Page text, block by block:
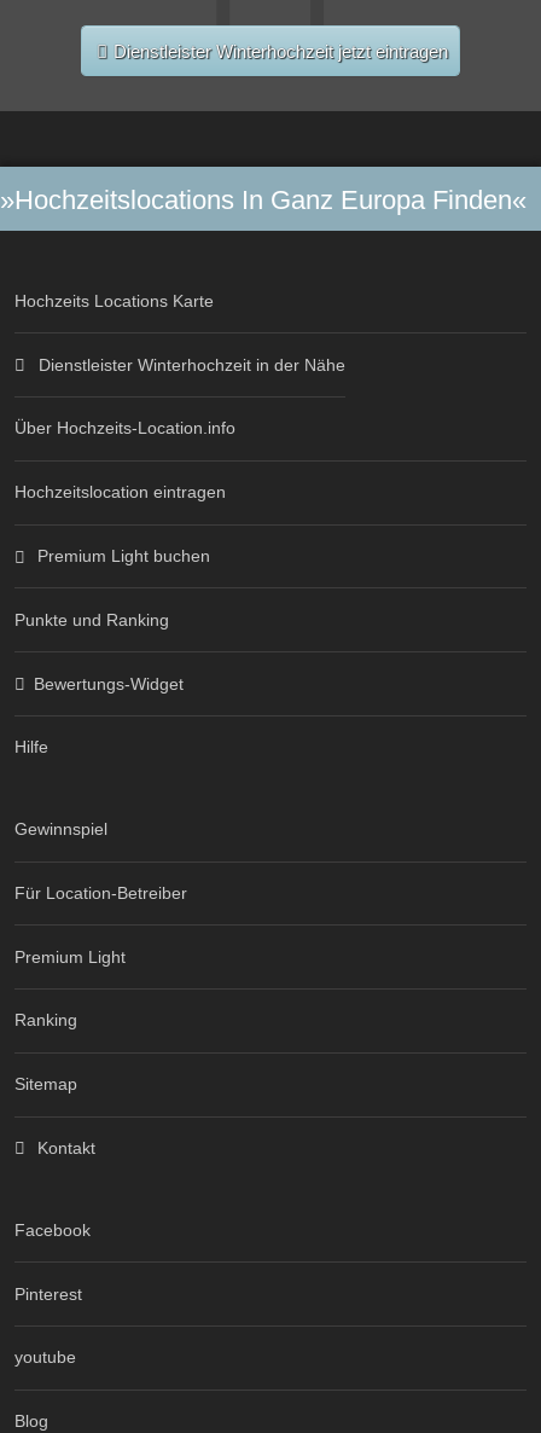
Dienstleister Winterhochzeit jetzt eintragen
»Hochzeitslocations In Ganz Europa Finden«
Hochzeits Locations Karte
Dienstleister Winterhochzeit in der Nähe
Über Hochzeits-Location.info
Hochzeitslocation eintragen
Premium Light buchen
Punkte und Ranking
Bewertungs-Widget
Hilfe
Gewinnspiel
Für Location-Betreiber
Premium Light
Ranking
Sitemap
Kontakt
Facebook
Pinterest
youtube
Blog